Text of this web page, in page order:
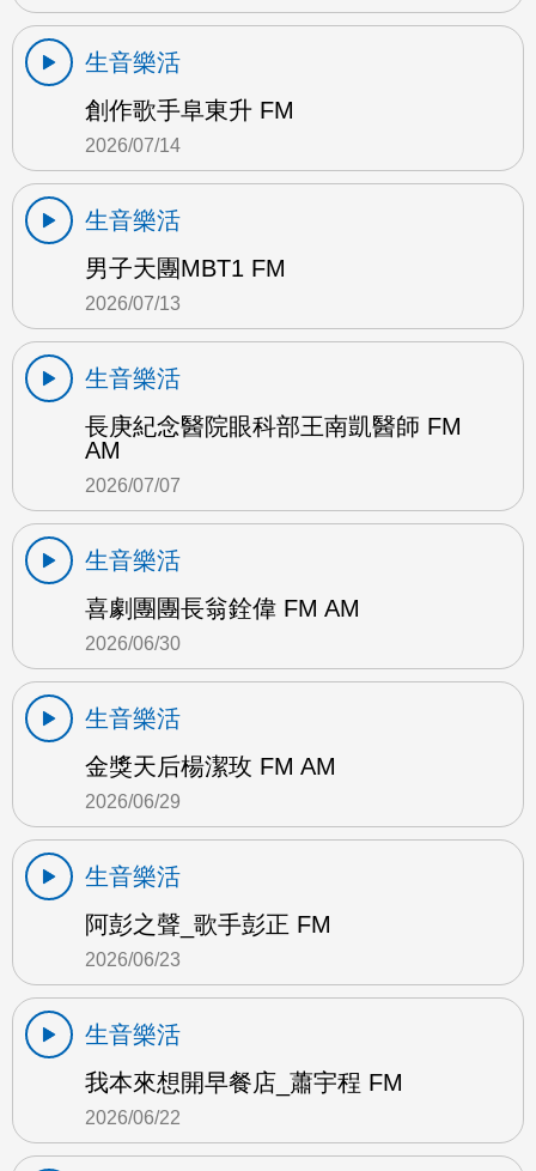
生音樂活
創作歌手阜東升 FM
2026/07/14
生音樂活
男子天團MBT1 FM
2026/07/13
生音樂活
長庚紀念醫院眼科部王南凱醫師 FM
AM
2026/07/07
生音樂活
喜劇團團長翁銓偉 FM AM
2026/06/30
生音樂活
金獎天后楊潔玫 FM AM
2026/06/29
生音樂活
阿彭之聲_歌手彭正 FM
2026/06/23
生音樂活
我本來想開早餐店_蕭宇程 FM
2026/06/22